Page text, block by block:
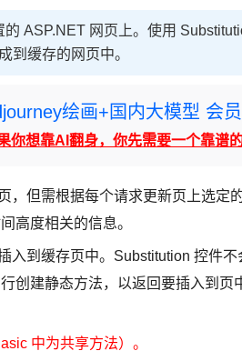
ASP.NET 网页上。使用
到缓存的网页中。
绘画+国内大模型 会员
你想靠AI翻身，你先需要一个靠谱的
，但需根据每个请求更新页上选定
高度相关的信息。
入到缓存页中。Substitution 控件
创建静态方法，以返回要插入到页
中为共享方法）。